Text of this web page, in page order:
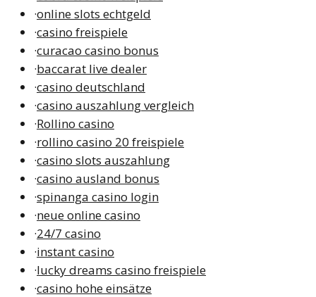
·online slots echtgeld
·casino freispiele
·curacao casino bonus
·baccarat live dealer
·casino deutschland
·casino auszahlung vergleich
·Rollino casino
·rollino casino 20 freispiele
·casino slots auszahlung
·casino ausland bonus
·spinanga casino login
·neue online casino
·24/7 casino
·instant casino
·lucky dreams casino freispiele
·casino hohe einsätze